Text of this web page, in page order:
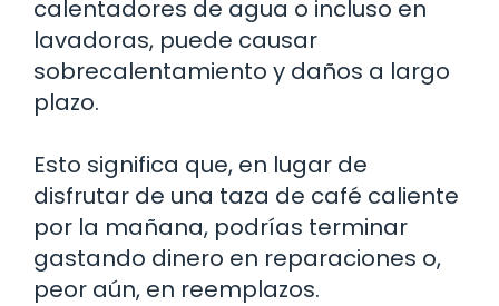
calentadores de agua o incluso en
lavadoras, puede causar
sobrecalentamiento y daños a largo
plazo.
Esto significa que, en lugar de
disfrutar de una taza de café caliente
por la mañana, podrías terminar
gastando dinero en reparaciones o,
peor aún, en reemplazos.